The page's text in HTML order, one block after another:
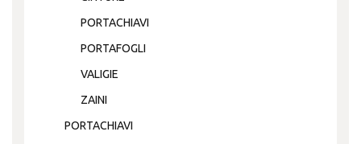
PORTACHIAVI
PORTAFOGLI
VALIGIE
ZAINI
PORTACHIAVI